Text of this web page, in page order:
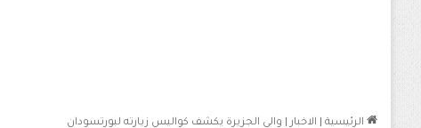
الرئيسية الاخبار والي الجزيرة يكشف كواليس زيارته لبورتسودان